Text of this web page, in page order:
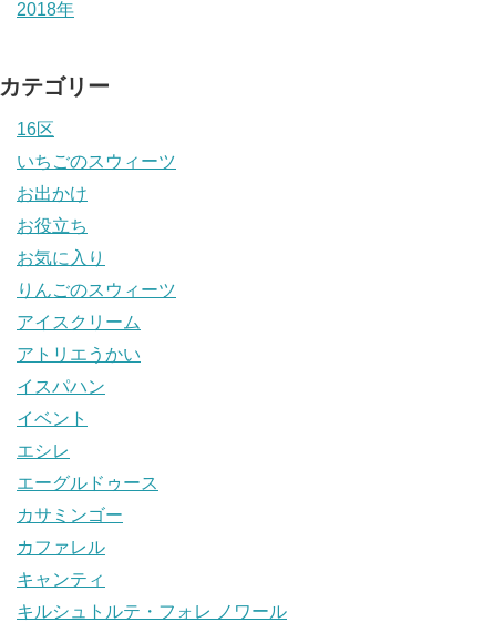
2018年
カテゴリー
16区
いちごのスウィーツ
お出かけ
お役立ち
お気に入り
りんごのスウィーツ
アイスクリーム
アトリエうかい
イスパハン
イベント
エシレ
エーグルドゥース
カサミンゴー
カファレル
キャンティ
キルシュトルテ・フォレ ノワール